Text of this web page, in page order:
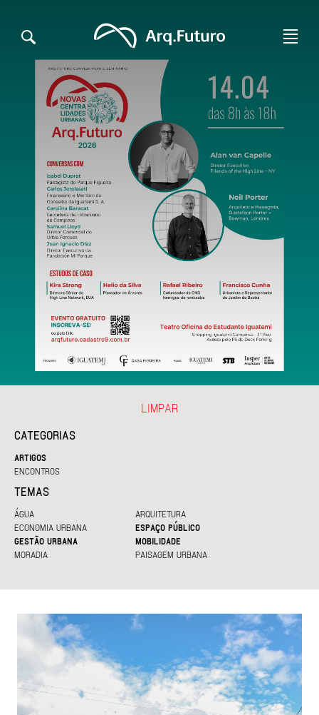
CATEGORIAS
ARTIGOS
ENCONTROS
TEMAS
ÁGUA
ARQUITETURA
ECONOMIA URBANA
ESPAÇO PÚBLICO
GESTÃO URBANA
MOBILIDADE
MORADIA
PAISAGEM URBANA
LIMPAR